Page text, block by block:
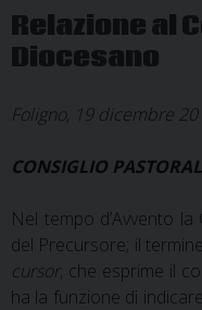
Relazione al
Diocesano
Foligno, 19 dicembre
CONSIGLIO
Nel tempo d’Avvento
del Precursore; il
cursor, che esprime il
ha la funzione di